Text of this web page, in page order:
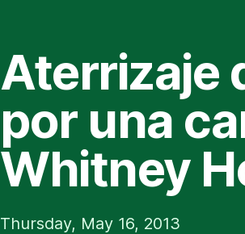
Aterrizaje
por una
Whitney
Thursday, May 16, 2013